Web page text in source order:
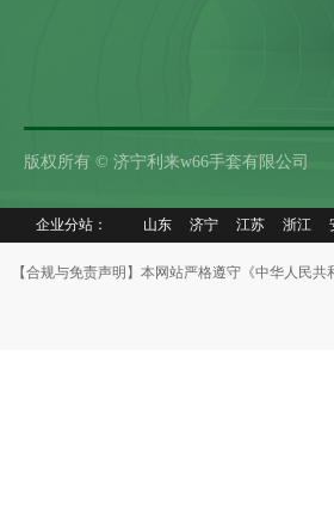
版权所有 © 济宁利来w66手套有限公司
企业分站： 山东 济宁 江苏 浙江
【合规与免责声明】本网站严格遵守《中华人民